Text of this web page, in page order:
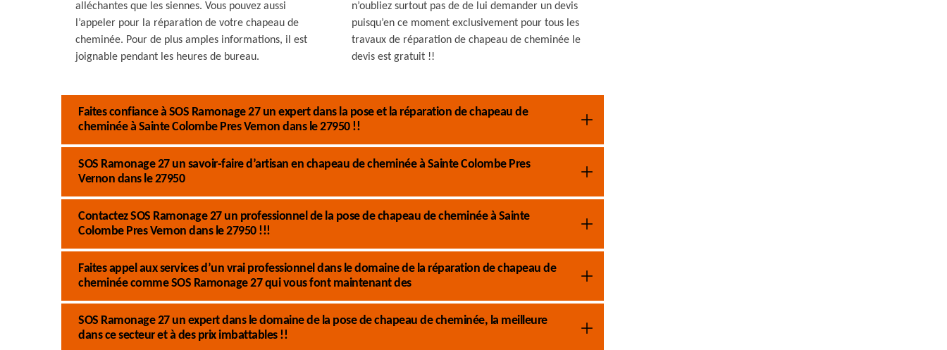
alléchantes que les siennes. Vous pouvez aussi
l’appeler pour la réparation de votre chapeau de
cheminée. Pour de plus amples informations, il est
joignable pendant les heures de bureau.
n’oubliez surtout pas de de lui demander un devis
puisqu’en ce moment exclusivement pour tous les
travaux de réparation de chapeau de cheminée le
devis est gratuit !!
Faites confiance à SOS Ramonage 27 un expert dans la pose et la réparation de chapeau de
cheminée à Sainte Colombe Pres Vernon dans le 27950 !!
SOS Ramonage 27 un savoir-faire d’artisan en chapeau de cheminée à Sainte Colombe Pres
Vernon dans le 27950
Contactez SOS Ramonage 27 un professionnel de la pose de chapeau de cheminée à Sainte
Colombe Pres Vernon dans le 27950 !!!
Faites appel aux services d’un vrai professionnel dans le domaine de la réparation de chapeau de
cheminée comme SOS Ramonage 27 qui vous font maintenant des
SOS Ramonage 27 un expert dans le domaine de la pose de chapeau de cheminée, la meilleure
dans ce secteur et à des prix imbattables !!